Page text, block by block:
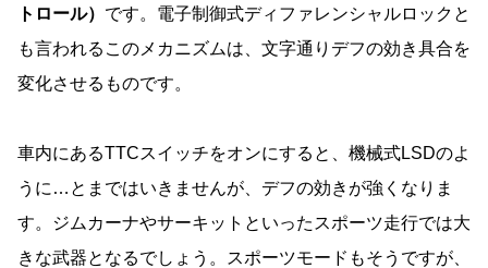
トロール） です。電子制御式ディファレンシャルロックと
も言われるこのメカニズムは、文字通りデフの効き具合を
変化させるものです。
車内にあるTTCスイッチをオンにすると、機械式LSDのよ
うに…とまではいきませんが、デフの効きが強くなりま
す。ジムカーナやサーキットといったスポーツ走行では大
きな武器となるでしょう。スポーツモードもそうですが、